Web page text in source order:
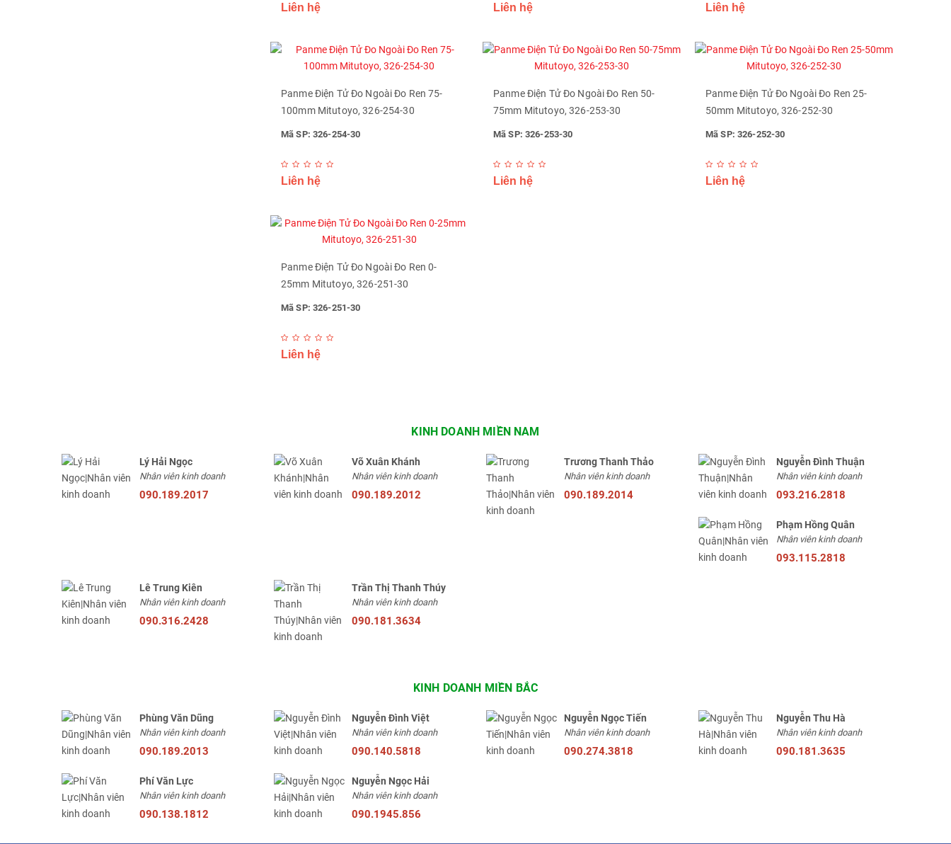
Liên hệ Liên hệ Liên hệ
Panme Điện Tử Đo Ngoài Đo Ren 75-
100mm Mitutoyo, 326-254-30
Mã SP: 326-254-30
Liên hệ
Panme Điện Tử Đo Ngoài Đo Ren 50-
75mm Mitutoyo, 326-253-30
Mã SP: 326-253-30
Liên hệ
Panme Điện Tử Đo Ngoài Đo Ren 25-
50mm Mitutoyo, 326-252-30
Mã SP: 326-252-30
Liên hệ
Panme Điện Tử Đo Ngoài Đo Ren 0-
25mm Mitutoyo, 326-251-30
Mã SP: 326-251-30
Liên hệ
KINH DOANH MIỀN NAM
Lý Hải Ngọc
Nhân viên kinh doanh
090.189.2017
Võ Xuân Khánh
Nhân viên kinh doanh
090.189.2012
Trương Thanh Thảo
Nhân viên kinh doanh
090.189.2014
Nguyễn Đình Thuận
Nhân viên kinh doanh
093.216.2818
Phạm Hồng Quân
Nhân viên kinh doanh
093.115.2818
Lê Trung Kiên
Nhân viên kinh doanh
090.316.2428
Trần Thị Thanh Thúy
Nhân viên kinh doanh
090.181.3634
KINH DOANH MIỀN BẮC
Phùng Văn Dũng
Nhân viên kinh doanh
090.189.2013
Nguyễn Đình Việt
Nhân viên kinh doanh
090.140.5818
Nguyễn Ngọc Tiến
Nhân viên kinh doanh
090.274.3818
Nguyễn Thu Hà
Nhân viên kinh doanh
090.181.3635
Phí Văn Lực
Nhân viên kinh doanh
090.138.1812
Nguyễn Ngọc Hải
Nhân viên kinh doanh
090.1945.856